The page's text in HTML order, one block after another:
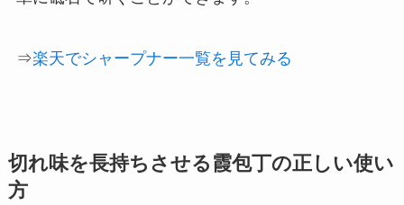
⇒楽天でシャープナー一覧を見てみる
切れ味を長持ちさせる霞包丁の正しい使い
方